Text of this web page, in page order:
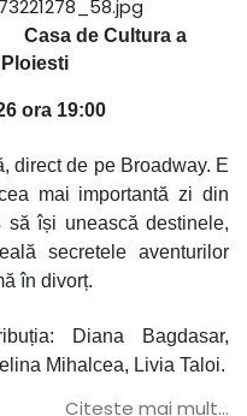
Casa de Cultura a
ora 19:00
direct de pe Broadway. E
mai importantă zi din
își unească destinele,
secretele aventurilor
în divorț.
Diana Bagdasar,
Mihalcea, Livia Taloi.
Citeste mai mult...